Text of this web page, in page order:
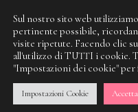
Sul nostro sito web
pertinente possibile,
visite ripetute. Facendo clic
all'utilizzo di TUTTI i cookie.
"Impostazioni dei cookie"
Impostazioni Cookie